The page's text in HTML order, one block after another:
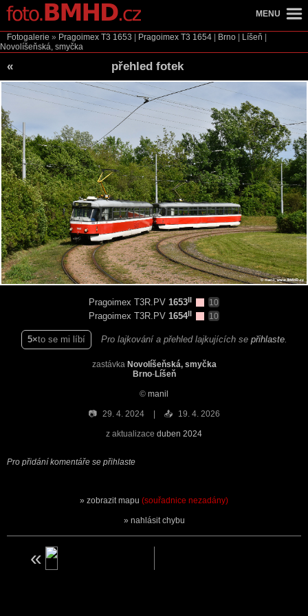
Fotogalerie » Pragoimex T3 1653 Pragoimex T3 1654 Brno Líšeň
Novolíšeňská, smyčka
« přehled fotek
Pragoimex T3R.PV 1653II 10
Pragoimex T3R.PV 1654II 10
5 to se mi líbí Pro lajkování a přehled lajkujících se přihlaste.
zastávka Novolíšeňská, smyčka
Brno-Líšeň
© manil
📷 29. 4. 2024 📤 19. 4. 2026
z aktualizace duben 2024
Pro přidání komentáře se přihlaste
zobrazit mapu (souřadnice nezadány)
nahlásit chybu
MENU